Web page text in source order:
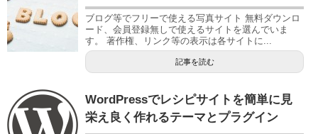
ブログ等でフリーで使える写真サイト 無料ダウンロ
ード、会員登録無しで使えるサイトを選んでいま
す。 著作権、リンク等の表示は各サイトに...
記事を読む
WordPressでレシピサイトを簡単に見
栄え良く作れるテーマとプラグイン